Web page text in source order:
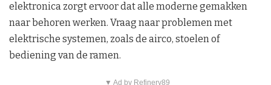
elektronica zorgt ervoor dat alle moderne gemakken
naar behoren werken. Vraag naar problemen met
elektrische systemen, zoals de airco, stoelen of
bediening van de ramen.
▼ Ad by Refinery89